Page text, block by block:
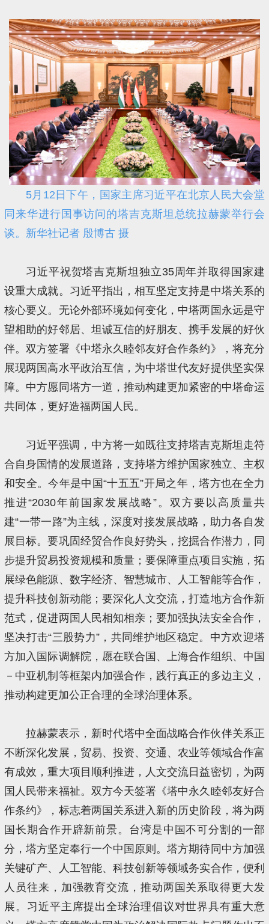
5月12日下午，国家主席习近平在北京人民大会堂
同来华进行国事访问的塔吉克斯坦总统拉赫蒙举行会
谈。新华社记者 殷博古 摄
习近平祝贺塔吉克斯坦独立35周年并取得国家建
设重大成就。习近平指出，相互坚定支持是中塔关系的
核心要义。无论外部环境如何变化，中塔两国永远是守
望相助的好邻居、坦诚互信的好朋友、携手发展的好伙
伴。双方签署《中塔永久睦邻友好合作条约》，将充分
展现两国高水平政治互信，为中塔世代友好提供坚实保
障。中方愿同塔方一道，推动构建更加紧密的中塔命运
共同体，更好造福两国人民。
习近平强调，中方将一如既往支持塔吉克斯坦走符
合自身国情的发展道路，支持塔方维护国家独立、主权
和安全。今年是中国“十五五”开局之年，塔方也在全力
推进“2030年前国家发展战略”。双方要以高质量共
建“一带一路”为主线，深度对接发展战略，助力各自发
展目标。要巩固经贸合作良好势头，挖掘合作潜力，同
步提升贸易投资规模和质量；要保障重点项目实施，拓
展绿色能源、数字经济、智慧城市、人工智能等合作，
提升科技创新动能；要深化人文交流，打造地方合作新
范式，促进两国人民相知相亲；要加强执法安全合作，
坚决打击“三股势力”，共同维护地区稳定。中方欢迎塔
方加入国际调解院，愿在联合国、上海合作组织、中国
－中亚机制等框架内加强合作，践行真正的多边主义，
推动构建更加公正合理的全球治理体系。
拉赫蒙表示，新时代塔中全面战略合作伙伴关系正
不断深化发展，贸易、投资、交通、农业等领域合作富
有成效，重大项目顺利推进，人文交流日益密切，为两
国人民带来福祉。双方今天签署《塔中永久睦邻友好合
作条约》，标志着两国关系进入新的历史阶段，将为两
国长期合作开辟新前景。台湾是中国不可分割的一部
分，塔方坚定奉行一个中国原则。塔方期待同中方加强
关键矿产、人工智能、科技创新等领域务实合作，便利
人员往来，加强教育交流，推动两国关系取得更大发
展。习近平主席提出全球治理倡议对世界具有重大意